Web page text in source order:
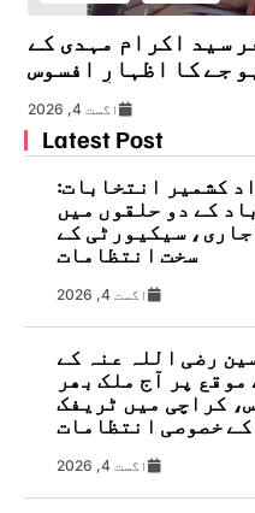
سید اکرام مہدی کے
جے کا اظہارِ افسوس
اگست 4, 2026
Latest Post
کشمیر انتخابات:
کے دو حلقوں میں
جاری، سیکیورٹی کے
سخت انتظامات
اگست 4, 2026
رضی اللہ عنہ کے
موقع پر آج ملک بھر
کراچی میں ٹریفک
کے خصوصی انتظامات
اگست 4, 2026